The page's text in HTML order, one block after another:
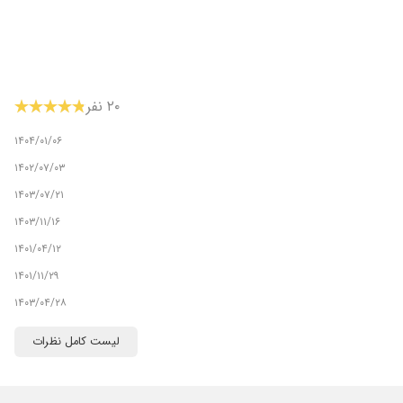
۲۰ نفر
۱۴۰۴/۰۱/۰۶
۱۴۰۲/۰۷/۰۳
۱۴۰۳/۰۷/۲۱
۱۴۰۳/۱۱/۱۶
۱۴۰۱/۰۴/۱۲
۱۴۰۱/۱۱/۲۹
۱۴۰۳/۰۴/۲۸
لیست کامل نظرات